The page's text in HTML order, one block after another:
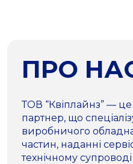
ПРО
ТОВ “Квіплайнз” —
партнер, що
виробничого
частин, наданні
технічному